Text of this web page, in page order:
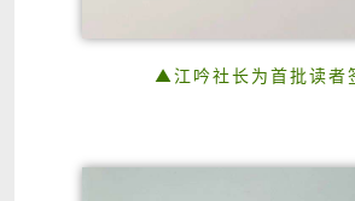
▲江吟社长为首批读者